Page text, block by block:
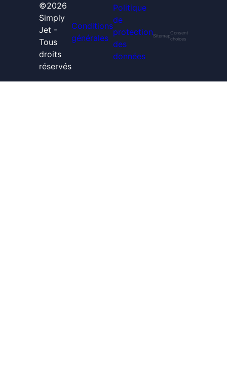
©2026
Simply
Jet -
Tous
droits
réservés
Conditions
générales
Politique
de
protection
des
données
Sitemap
Consent
choices